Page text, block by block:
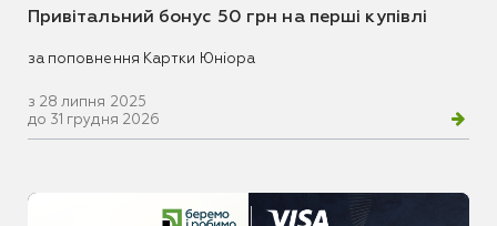
Привітальний бонус 50 грн на перші купівлі
за поповнення Картки Юніора
з 28 липня 2025
до 31 грудня 2026